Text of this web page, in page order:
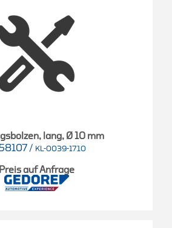
lang, Ø 10 mm
/ KL-0039-1710
Preis auf Anfrage